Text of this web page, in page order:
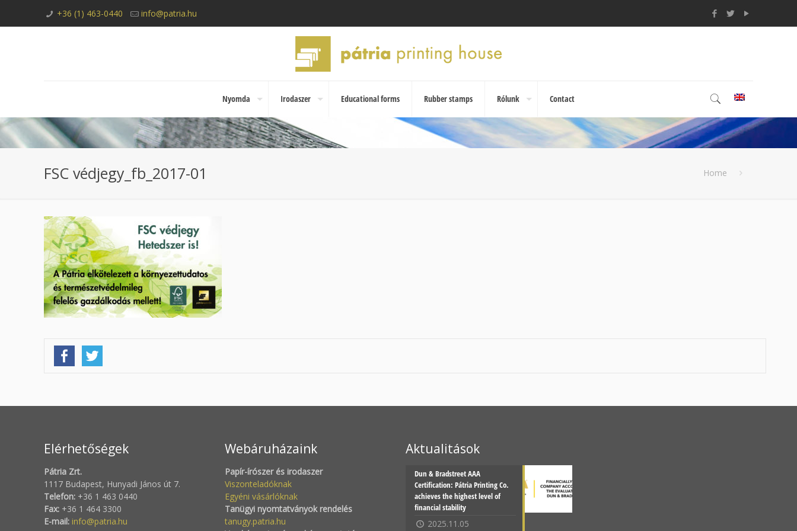
+36 (1) 463-0440 info@patria.hu
Nyomda Irodaszer Educational forms Rubber stamps Rólunk Contact
FSC védjegy_fb_2017-01 Home
Elérhetőségek
Pátria Zrt.
1117 Budapest, Hunyadi János út 7.
Telefon: +36 1 463 0440
Fax: +36 1 464 3300
E-mail: info@patria.hu
Webáruházaink
Papír-írószer és irodaszer
Viszonteladóknak
Egyéni vásárlóknak
Tanügyi nyomtatványok rendelés
tanugy.patria.hu
Aktualitások
Dun & Bradstreet AAA
Certification: Pátria Printing Co.
achieves the highest level of
financial stability
2025.11.05